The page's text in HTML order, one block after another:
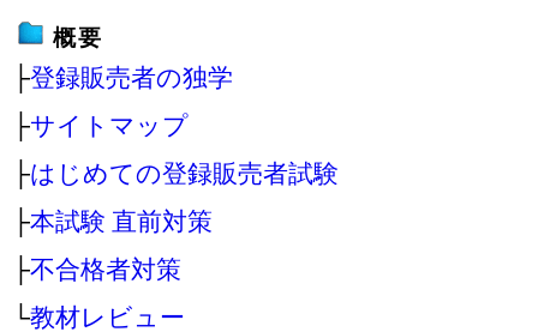
概要
├登録販売者の独学
├サイトマップ
├はじめての登録販売者試験
├本試験 直前対策
├不合格者対策
└教材レビュー